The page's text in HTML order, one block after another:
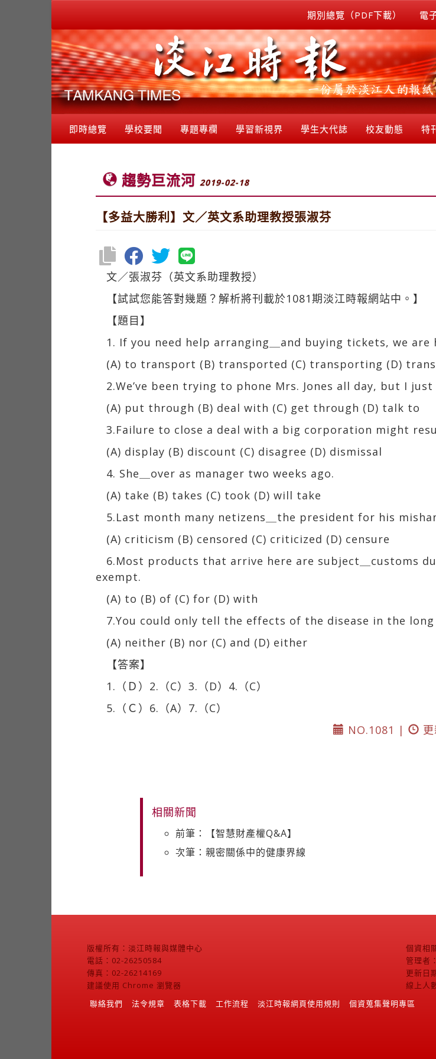
期別總覽（PDF下載） 電
即時總覽 學校要聞 專題專欄 學習新視界 學生大代誌 校友動態 特
趨勢巨流河 2019-02-18
【多益大勝利】文／英文系助理教授張淑芬
文／張淑芬（英文系助理教授）
【試試您能答對幾題？解析將刊載於1081期淡江時報網站中。】
【題目】
1. If you need help arranging＿and buying tickets, we
(A) to transport (B) transported (C) transporting (D)
2.We’ve been trying to phone Mrs. Jones all day, but I just
(A) put through (B) deal with (C) get through (D) talk to
3.Failure to close a deal with a big corporation might
(A) display (B) discount (C) disagree (D) dismissal
4. She＿over as manager two weeks ago.
(A) take (B) takes (C) took (D) will take
5.Last month many netizens＿the president for his
(A) criticism (B) censored (C) criticized (D) censure
6.Most products that arrive here are subject＿customs
exempt.
(A) to (B) of (C) for (D) with
7.You could only tell the effects of the disease in the
(A) neither (B) nor (C) and (D) either
【答案】
1.（Ｄ）2.（C）3.（D）4.（C）
5.（Ｃ）6.（A）7.（C）
NO.1081 |
相關新聞
前筆：【智慧財產權Q&A】
次筆：親密關係中的健康界線
版權所有：淡江時報與媒體中心
電話：02-26250584
傳真：02-26214169
建議使用 Chrome 瀏覽器
個資相
管理者：
更新日
線上人
聯絡我們
法令規章 表格下載 工作流程 淡江時報網頁使用規則 個資蒐集聲明專區